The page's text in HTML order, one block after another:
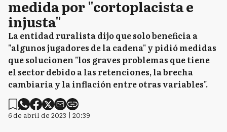
medida por "cortoplacista e
injusta"
La entidad ruralista dijo que solo beneficia a
"algunos jugadores de la cadena" y pidió medidas
que solucionen "los graves problemas que tiene
el sector debido a las retenciones, la brecha
cambiaria y la inflación entre otras variables".
6 de abril de 2023 | 20:39